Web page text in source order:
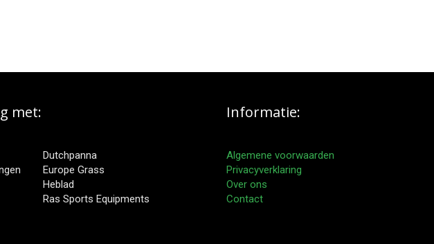
met:
Dutchpanna
Europe Grass
Heblad
Ras Sports Equipments
Informatie:
Algemene voorwaarden
Privacyverklaring
Over ons
Contact